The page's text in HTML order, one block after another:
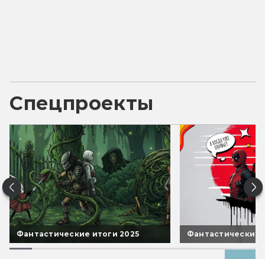
Спецпроекты
Фантастические итоги 2025 Фантастические